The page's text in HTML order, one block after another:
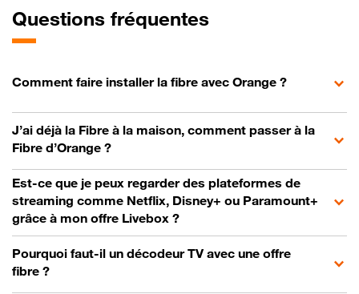
Questions fréquentes
Comment faire installer la fibre avec Orange ?
J’ai déjà la Fibre à la maison, comment passer à la
Fibre d’Orange ?
Est-ce que je peux regarder des plateformes de
streaming comme Netflix, Disney+ ou Paramount+
grâce à mon offre Livebox ?
Pourquoi faut-il un décodeur TV avec une offre
fibre ?